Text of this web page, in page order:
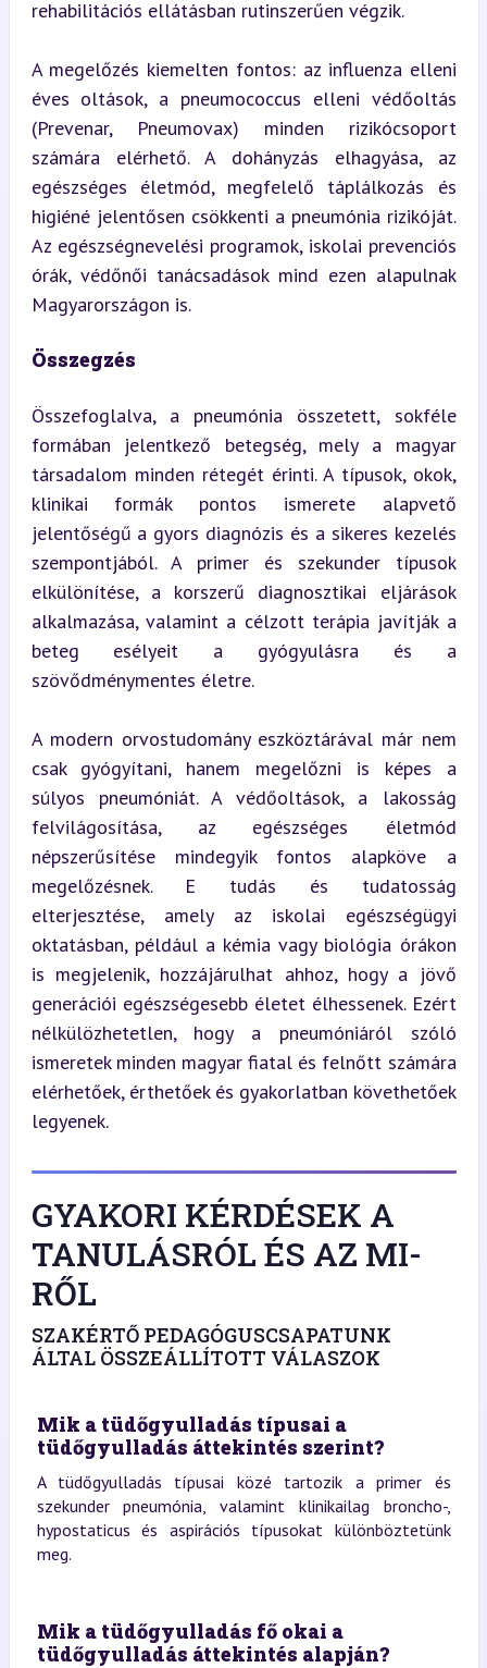
rehabilitációs ellátásban rutinszerűen végzik.
A megelőzés kiemelten fontos: az influenza elleni
éves oltások, a pneumococcus elleni védőoltás
(Prevenar, Pneumovax) minden rizikócsoport
számára elérhető. A dohányzás elhagyása, az
egészséges életmód, megfelelő táplálkozás és
higiéné jelentősen csökkenti a pneumónia rizikóját.
Az egészségnevelési programok, iskolai prevenciós
órák, védőnői tanácsadások mind ezen alapulnak
Magyarországon is.
Összegzés
Összefoglalva, a pneumónia összetett, sokféle
formában jelentkező betegség, mely a magyar
társadalom minden rétegét érinti. A típusok, okok,
klinikai formák pontos ismerete alapvető
jelentőségű a gyors diagnózis és a sikeres kezelés
szempontjából. A primer és szekunder típusok
elkülönítése, a korszerű diagnosztikai eljárások
alkalmazása, valamint a célzott terápia javítják a
beteg esélyeit a gyógyulásra és a
szövődménymentes életre.
A modern orvostudomány eszköztárával már nem
csak gyógyítani, hanem megelőzni is képes a
súlyos pneumóniát. A védőoltások, a lakosság
felvilágosítása, az egészséges életmód
népszerűsítése mindegyik fontos alapköve a
megelőzésnek. E tudás és tudatosság
elterjesztése, amely az iskolai egészségügyi
oktatásban, például a kémia vagy biológia órákon
is megjelenik, hozzájárulhat ahhoz, hogy a jövő
generációi egészségesebb életet élhessenek. Ezért
nélkülözhetetlen, hogy a pneumóniáról szóló
ismeretek minden magyar fiatal és felnőtt számára
elérhetőek, érthetőek és gyakorlatban követhetőek
legyenek.
GYAKORI KÉRDÉSEK A
TANULÁSRÓL ÉS AZ MI-
RŐL
SZAKÉRTŐ PEDAGÓGUSCSAPATUNK
ÁLTAL ÖSSZEÁLLÍTOTT VÁLASZOK
Mik a tüdőgyulladás típusai a
tüdőgyulladás áttekintés szerint?
A tüdőgyulladás típusai közé tartozik a primer és
szekunder pneumónia, valamint klinikailag broncho-,
hypostaticus és aspirációs típusokat különböztetünk
meg.
Mik a tüdőgyulladás fő okai a
tüdőgyulladás áttekintés alapján?